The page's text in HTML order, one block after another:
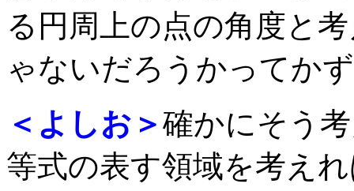
る円周上の点の角度と
ゃないだろうかってか
＜よしお＞確かにそう
等式の表す領域を考え